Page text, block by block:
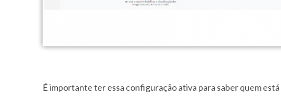
É importante ter essa configuração ativa para saber quem